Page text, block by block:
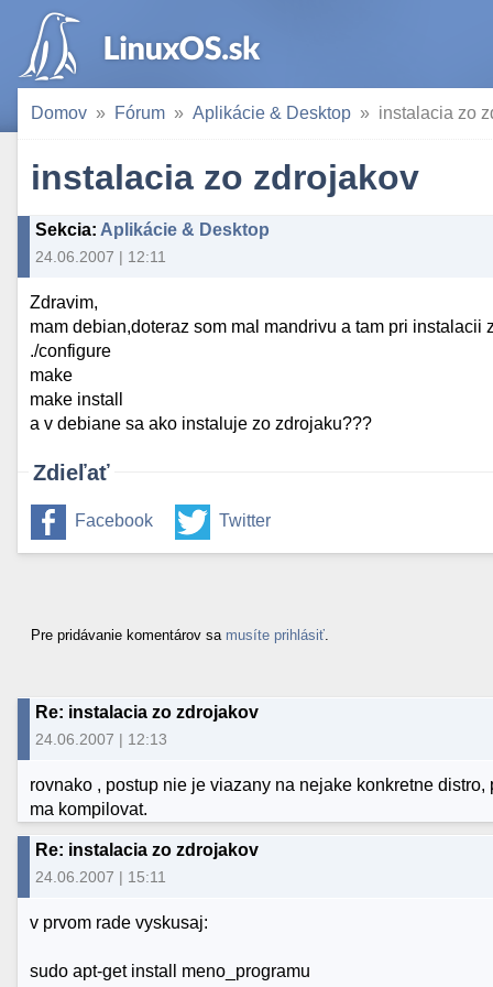
Domov Fórum Aplikácie & Desktop instalacia zo
instalacia zo zdrojakov
Sekcia: Aplikácie & Desktop
24.06.2007 | 12:11
Zdravim,
mam debian,doteraz som mal mandrivu a tam pri instalacii
./configure
make
make install
a v debiane sa ako instaluje zo zdrojaku???
Zdieľať
Facebook Twitter
Pre pridávanie komentárov sa musíte prihlásiť
Re: instalacia zo zdrojakov
24.06.2007 | 12:13
rovnako , postup nie je viazany na nejake konkretne
ma kompilovat.
Re: instalacia zo zdrojakov
24.06.2007 | 15:11
v prvom rade vyskusaj:
sudo apt-get install meno_programu